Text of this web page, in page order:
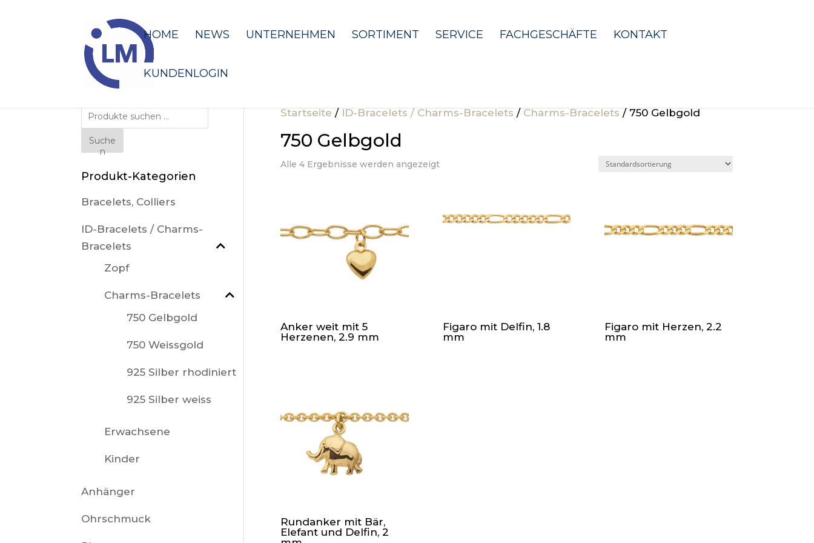
HOME NEWS UNTERNEHMEN SORTIMENT SERVICE FACHGESCHÄFTE KONTAKT
KUNDENLOGIN
Startseite / ID-Bracelets / Charms-Bracelets / Charms-Bracelets / 750 Gelbgold
750 Gelbgold
Alle 4 Ergebnisse werden angezeigt
Anker weit mit 5
Herzenen, 2.9 mm
Figaro mit Delfin, 1.8
mm
Figaro mit Herzen, 2.2
mm
Rundanker mit Bär,
Elefant und Delfin, 2
Suche
nach:
Suche
n
Produkt-Kategorien
Bracelets, Colliers
ID-Bracelets / Charms-
Bracelets
Zopf
Charms-Bracelets
750 Gelbgold
750 Weissgold
925 Silber rhodiniert
925 Silber weiss
Erwachsene
Kinder
Anhänger
Ohrschmuck